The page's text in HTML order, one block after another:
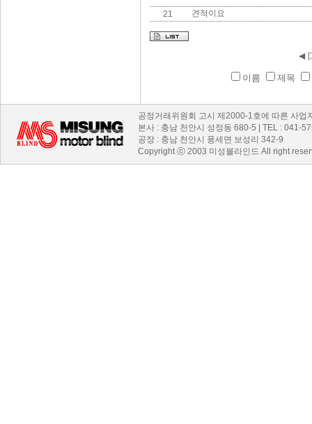
21 견적이요
◀
이름 제목
공정거래위원회 고시 제2000-1호에 따른 사
본사 : 충남 천안시 성정동 680-5 | TEL : 041-
공장 : 충남 천안시 풍세면 보성리 342-9
Copyright ⓒ 2003 미성블라인드 All right